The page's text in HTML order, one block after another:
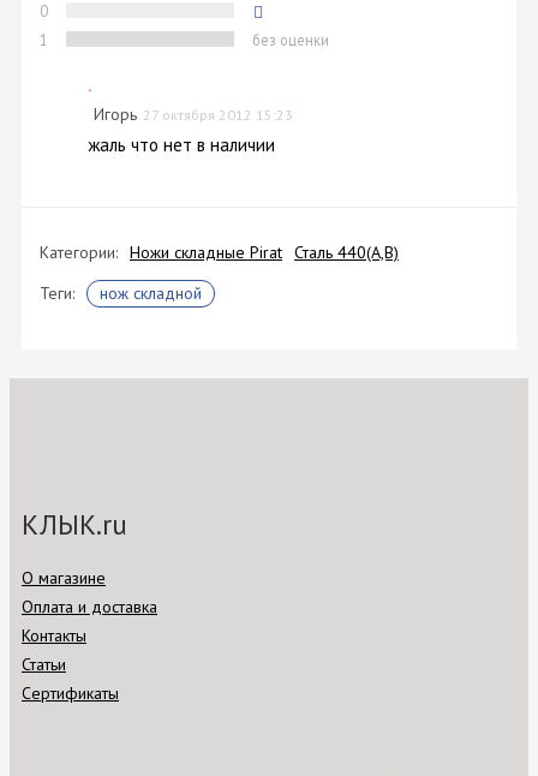
0
1
без оценки
.
Игорь 27 октября 2012 15:23
жаль что нет в наличии
Категории: Ножи складные Pirat Сталь 440(A,B)
Теги:
нож складной
КЛЫК.ru
О магазине
Оплата и доставка
Контакты
Статьи
Сертификаты